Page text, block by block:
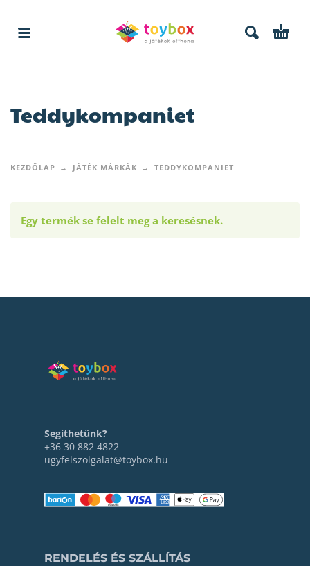
Teddykompaniet
KEZDŐLAP JÁTÉK MÁRKÁK TEDDYKOMPANIET
Egy termék se felelt meg a keresésnek.
Segíthetünk?
+36 30 882 4822
ugyfelszolgalat@toybox.hu
RENDELÉS ÉS SZÁLLÍTÁS